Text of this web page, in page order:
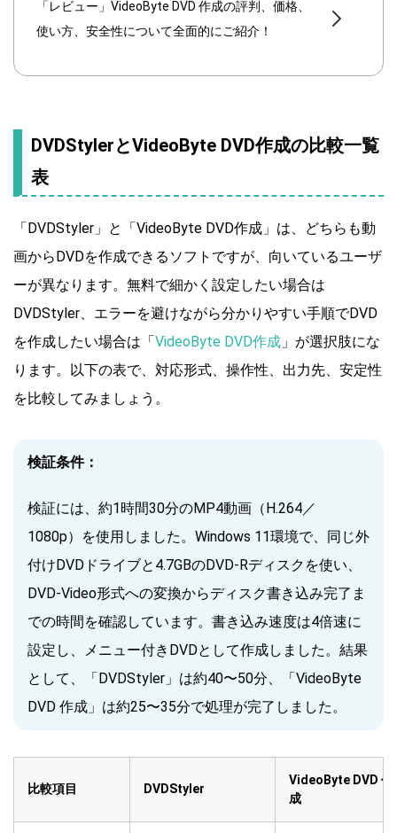
「レビュー」VideoByte DVD 作成の評判、価格、
使い方、安全性について全面的にご紹介！
DVDStylerとVideoByte DVD作成の比較一覧
表
「DVDStyler」と「VideoByte DVD作成」は、どちらも動
画からDVDを作成できるソフトですが、向いているユーザ
ーが異なります。無料で細かく設定したい場合は
DVDStyler、エラーを避けながら分かりやすい手順でDVD
を作成したい場合は「VideoByte DVD作成 」が選択肢にな
ります。以下の表で、対応形式、操作性、出力先、安定性
を比較してみましょう。
検証条件：
検証には、約1時間30分のMP4動画（H.264／
1080p）を使用しました。Windows 11環境で、同じ外
付けDVDドライブと4.7GBのDVD-Rディスクを使い、
DVD-Video形式への変換からディスク書き込み完了ま
での時間を確認しています。書き込み速度は4倍速に
設定し、メニュー付きDVDとして作成しました。結果
として、「DVDStyler」は約40〜50分、「VideoByte
DVD 作成」は約25〜35分で処理が完了しました。
比較項目 DVDStyler
VideoByte DVD 作
成